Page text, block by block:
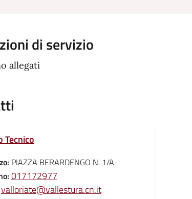
di servizio
allegati
Tecnico
PIAZZA BERARDENGO N. 1/A
017172977
valloriate@vallestura.cn.it